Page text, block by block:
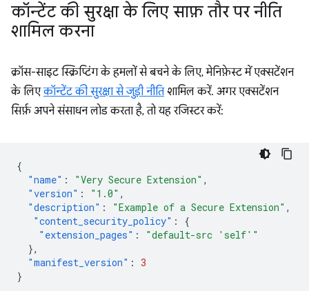
कॉन्टेंट की सुरक्षा के लिए साफ़ तौर पर नीति
शामिल करना
क्रॉस-साइट स्क्रिप्टिंग के हमलों से बचने के लिए, मेनिफ़ेस्ट में एक्सटेंशन
के लिएकॉन्टेंट की सुरक्षा से जुड़ी नीतिशामिल करें. अगर एक्सटेंशन
सिर्फ़ अपने संसाधन लोड करता है, तो यह रजिस्टर करें:
{
"name" : "Very Secure Extension" ,
"version" : "1.0" ,
"description" : "Example of a Secure Extension" ,
"content_security_policy" :
{
"extension_pages" :
"default-src 'self'"
},
"manifest_version" : 3
}